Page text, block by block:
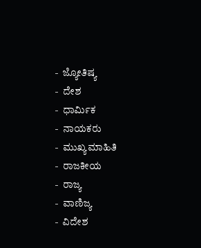
ಜ್ಯೋತಿಷ್ಯ
ದೇಶ
ಧಾರ್ಮಿಕ
ನಾಯಕರು
ಮುಖ್ಯ ಮಾಹಿತಿ
ರಾಜಕೀಯ
ರಾಜ್ಯ
ವಾಣಿಜ್ಯ
ವಿದೇಶ